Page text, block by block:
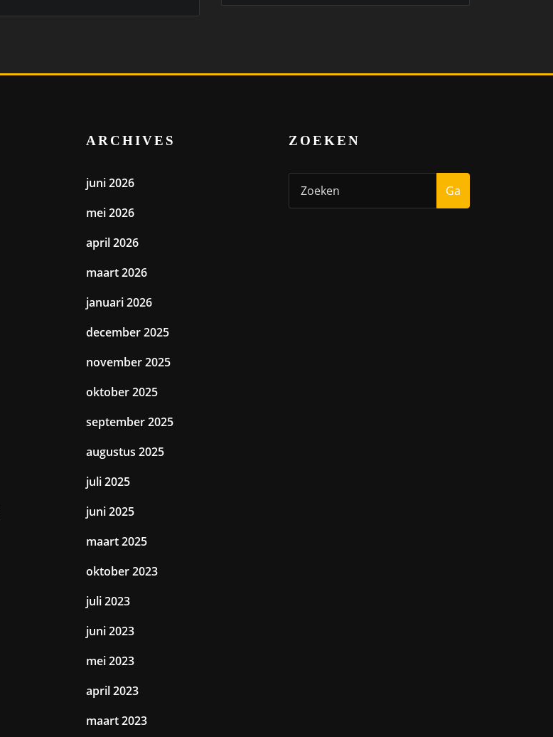
ARCHIVES
juni 2026
mei 2026
april 2026
maart 2026
januari 2026
december 2025
november 2025
oktober 2025
september 2025
augustus 2025
juli 2025
juni 2025
maart 2025
oktober 2023
juli 2023
juni 2023
mei 2023
april 2023
maart 2023
ZOEKEN
Ga